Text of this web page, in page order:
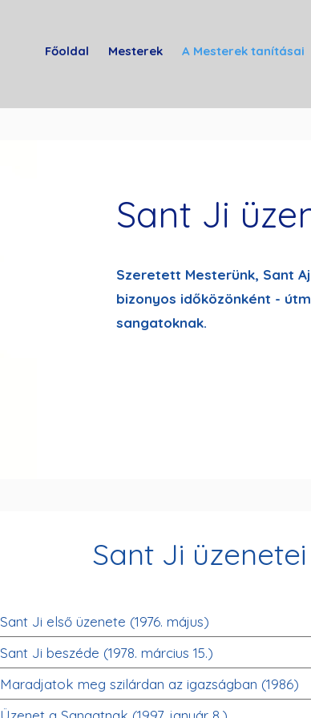
Főoldal Mesterek A Mesterek tanításai
Sant Ji
Szeretett Mesterünk, Sant
bizonyos időközönként -
sangatoknak.
Sant Ji üzenetei
Sant Ji első üzenete (1976. május)
Sant Ji beszéde (1978. március 15.)
Maradjatok meg szilárdan az igazságban (1986)